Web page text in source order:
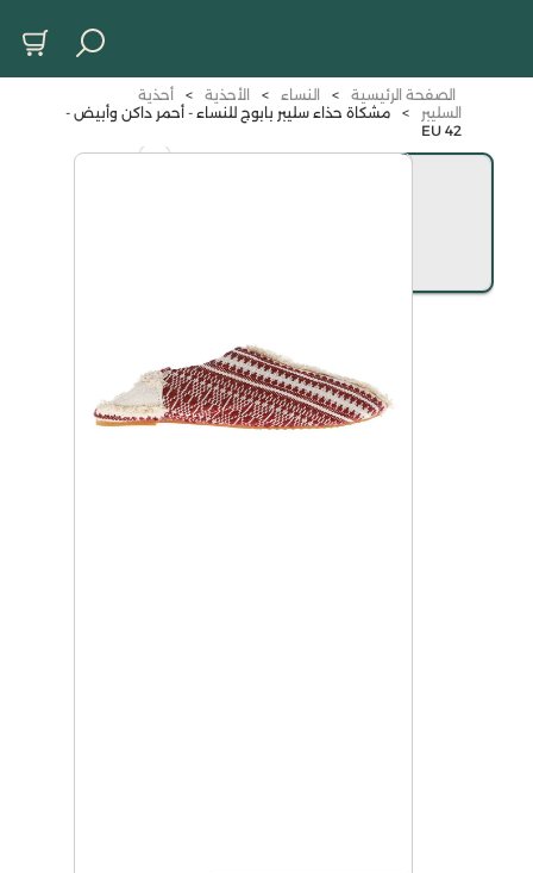
الصفحة الرئيسية > النساء > الأحذية >
أحذية
السليبر
>
مشكاة حذاء سليبر بابوج للنساء - أحمر داكن وأبيض -
42 EU